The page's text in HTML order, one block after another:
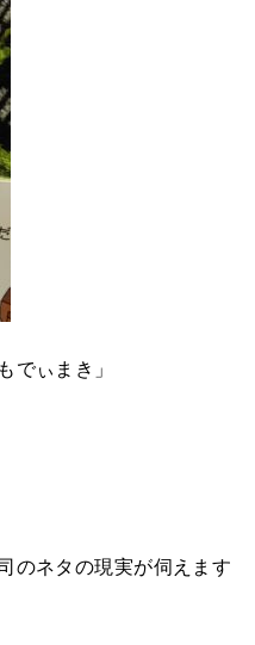
でぃまき」
のネタの現実が伺えます